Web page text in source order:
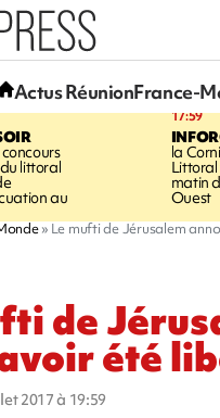
Actus RéunionFrance-
littoral
au
17:59
la
matin
Ouest
Le mufti de Jérusalem
de
été
2017 à 19:59